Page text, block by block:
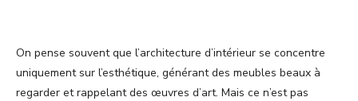
On pense souvent que l’architecture d’intérieur se concentre
uniquement sur l’esthétique, générant des meubles beaux à
regarder et rappelant des œuvres d’art. Mais ce n’est pas